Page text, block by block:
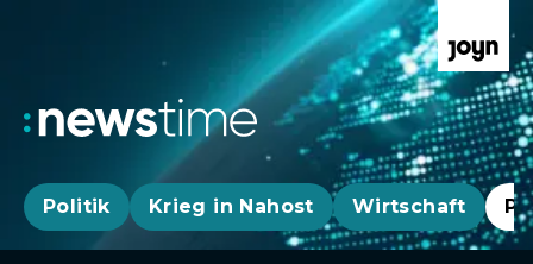
Politik Krieg in Nahost Wirtschaft